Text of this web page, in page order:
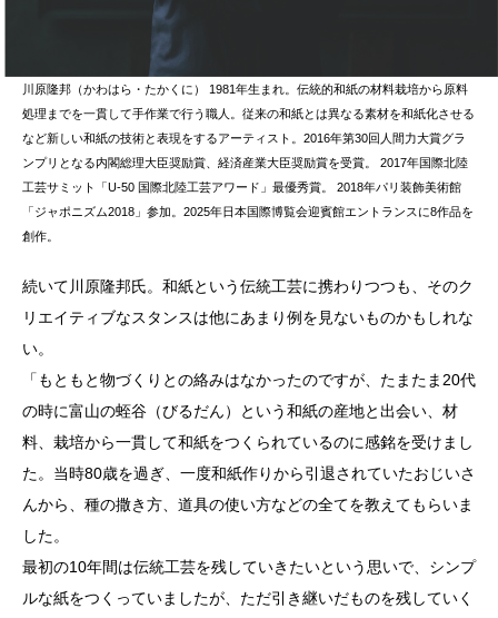
川原隆邦（かわはら・たかくに） 1981年生まれ。伝統的和紙の材料栽培から原料
処理までを一貫して手作業で行う職人。従来の和紙とは異なる素材を和紙化させる
など新しい和紙の技術と表現をするアーティスト。2016年第30回人間力大賞グラ
ンプリとなる内閣総理大臣奨励賞、経済産業大臣奨励賞を受賞。 2017年国際北陸
工芸サミット「U-50 国際北陸工芸アワード」最優秀賞。 2018年パリ装飾美術館
「ジャポニズム2018」参加。2025年日本国際博覧会迎賓館エントランスに8作品を
創作。
続いて川原隆邦氏。和紙という伝統工芸に携わりつつも、そのク
リエイティブなスタンスは他にあまり例を見ないものかもしれな
い。
「もともと物づくりとの絡みはなかったのですが、たまたま20代
の時に富山の蛭谷（びるだん）という和紙の産地と出会い、材
料、栽培から一貫して和紙をつくられているのに感銘を受けまし
た。当時80歳を過ぎ、一度和紙作りから引退されていたおじいさ
んから、種の撒き方、道具の使い方などの全てを教えてもらいま
した。
最初の10年間は伝統工芸を残していきたいという思いで、シンプ
ルな紙をつくっていましたが、ただ引き継いだものを残していく